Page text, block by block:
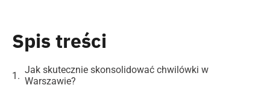
Spis treści
Jak skutecznie skonsolidować chwilówki w
Warszawie?